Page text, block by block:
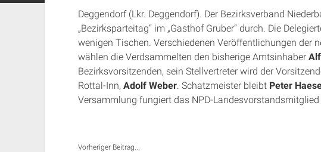
Deggendorf (Lkr. Deggendorf). Der Bezirksverband
„Bezirksparteitag“ im „Gasthof Gruber“ durch. Die
wenigen Tischen. Verschiedenen Veröffentlichungen der
wählen die Verdsammelten den bisherige Amtsinhaber
Bezirksvorsitzenden, sein Stellvertreter wird der
Rottal-Inn, Adolf Weber. Schatzmeister bleibt Peter
Versammlung fungiert das NPD-Landesvorstandsmitglied
Vorheriger Beitrag...